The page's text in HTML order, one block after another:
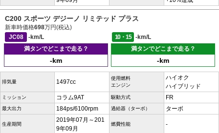
C200 スポーツ デジーノ リミテッド プラス
新車時価格698万円(税込)
JC08
-km/L 10・15
-km/L
満タンでどこまで走る？
-km
満タンでどこまで走る？
-km
排気量 1497cc
使用燃料
エンジン
ハイオク
ハイブリッド
ミッション コラム9AT 駆動方式 FR
最大出力 184ps/6100rpm 過給器（ターボ） ターボ
生産期間
2019年07月～201
9年09月
燃費性能 -